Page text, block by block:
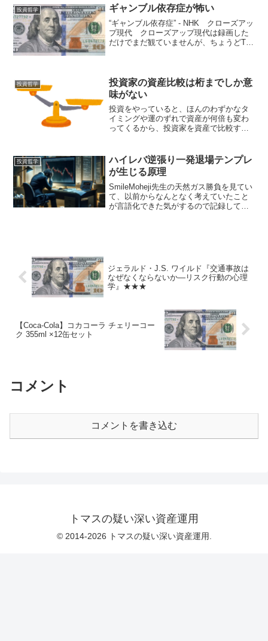
場では日常的にそれ以上のことをやって
いるのだと理解しておくこ...
投資哲学 ギャンブル依存症が怖い
“ギャンブル依存症” - NHK クローズアッ
プ現代 クローズアップ現代は録画した
だけでまだ観ていませんが、ちょうどTL
掛けるという...
投資哲学
投資家の資産比較は桁までしか意
味がない
投資をやっていると、ほんのわずかなタ
イミングや運のずれで資産が何倍も変わ
ってくるから、投資家を資産で比較する
いだろう。 たとえば、兆級・千億級・
百億級・十億級・一億級・一...
投資哲学
ハイレバ逆張り一発退場テンプレ
が生じる原理
SmileMoheji先生の天然ガス勝負を見てい
て、以前からなんとなく考えていたこと
が言語化できた気がするので記録してお
ジェラルド・J.S. ワイルド『交通事故は
なぜなくならないか―リスク行動の心理
学』★★★
【Coca-Cola】コカコーラ チェリーコー
ク 355ml ×12缶セット
コメント
コメントを書き込む
トマスの疑い深い資産運用
© 2014-2026 トマスの疑い深い資産運用.